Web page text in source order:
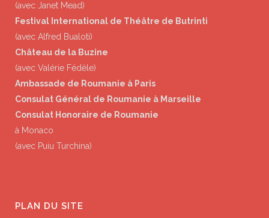
(avec Janet Mead)
Festival International de Théâtre de Butrinti
(avec Alfred Bualoti)
Château de la Buzine
(avec Valérie Fédèle)
Ambassade de Roumanie à Paris
Consulat Général de Roumanie à Marseille
Consulat Honoraire de Roumanie
à Monaco
(avec Puiu Turchina)
PLAN DU SITE